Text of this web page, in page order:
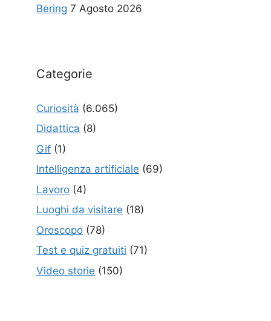
Bering 7 Agosto 2026
Categorie
Curiosità (6.065)
Didattica (8)
Gif (1)
Intelligenza artificiale (69)
Lavoro (4)
Luoghi da visitare (18)
Oroscopo (78)
Test e quiz gratuiti (71)
Video storie (150)